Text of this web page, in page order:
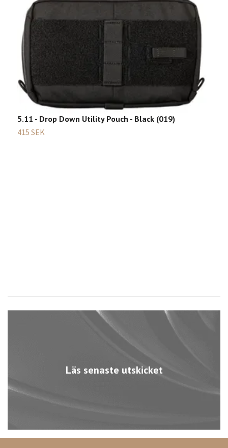
Läs senaste utskicket
5.11 - Drop Down Utility Pouch - Black (019)
415 SEK